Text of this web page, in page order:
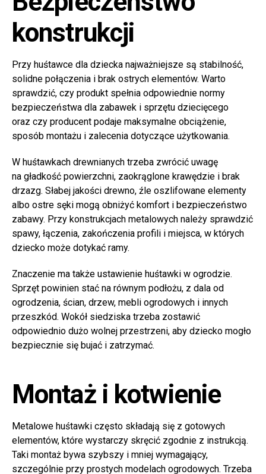
konstrukcji
Przy huśtawce dla dziecka najważniejsze są stabilność,
solidne połączenia i brak ostrych elementów. Warto
sprawdzić, czy produkt spełnia odpowiednie normy
bezpieczeństwa dla zabawek i sprzętu dziecięcego
oraz czy producent podaje maksymalne obciążenie,
sposób montażu i zalecenia dotyczące użytkowania.
W huśtawkach drewnianych trzeba zwrócić uwagę
na gładkość powierzchni, zaokrąglone krawędzie i brak
drzazg. Słabej jakości drewno, źle oszlifowane elementy
albo ostre sęki mogą obniżyć komfort i bezpieczeństwo
zabawy. Przy konstrukcjach metalowych należy sprawdzić
spawy, łączenia, zakończenia profili i miejsca, w których
dziecko może dotykać ramy.
Znaczenie ma także ustawienie huśtawki w ogrodzie.
Sprzęt powinien stać na równym podłożu, z dala od
ogrodzenia, ścian, drzew, mebli ogrodowych i innych
przeszkód. Wokół siedziska trzeba zostawić
odpowiednio dużo wolnej przestrzeni, aby dziecko mogło
bezpiecznie się bujać i zatrzymać.
Montaż i kotwienie
Metalowe huśtawki często składają się z gotowych
elementów, które wystarczy skręcić zgodnie z instrukcją.
Taki montaż bywa szybszy i mniej wymagający,
szczególnie przy prostych modelach ogrodowych. Trzeba